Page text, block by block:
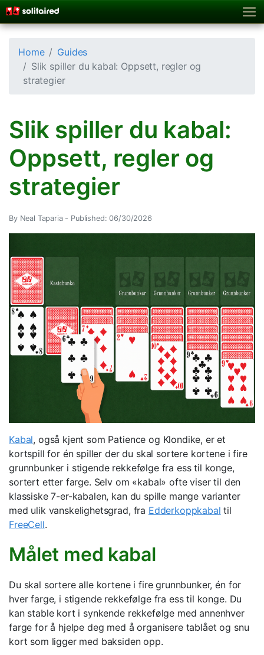
Home
Guides
Slik spiller du kabal: Oppsett, regler og
strategier
Slik spiller du kabal:
Oppsett, regler og
strategier
By Neal Taparia - Published: 06/30/2026
Kabal, også kjent som Patience og Klondike, er et
kortspill for én spiller der du skal sortere kortene i fire
grunnbunker i stigende rekkefølge fra ess til konge,
sortert etter farge. Selv om «kabal» ofte viser til den
klassiske 7-er-kabalen, kan du spille mange varianter
med ulik vanskelighetsgrad, fra Edderkoppkabal til
FreeCell.
Målet med kabal
Du skal sortere alle kortene i fire grunnbunker, én for
hver farge, i stigende rekkefølge fra ess til konge. Du
kan stable kort i synkende rekkefølge med annenhver
farge for å hjelpe deg med å organisere tablået og snu
kort som ligger med baksiden opp.